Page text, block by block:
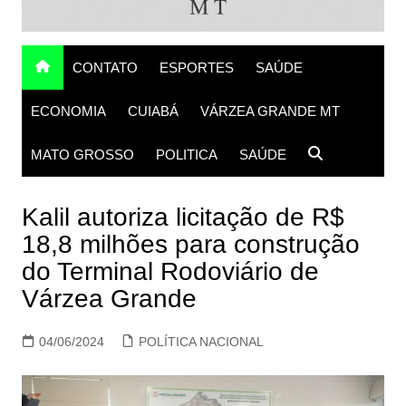
CONTATO ESPORTES SAÚDE
ECONOMIA CUIABÁ VÁRZEA GRANDE MT
MATO GROSSO POLITICA SAÚDE
Kalil autoriza licitação de R$
18,8 milhões para construção
do Terminal Rodoviário de
Várzea Grande
04/06/2024 POLÍTICA NACIONAL